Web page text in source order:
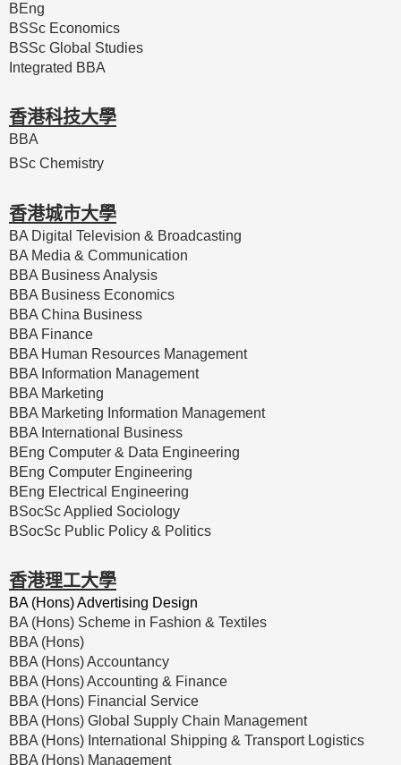
BEng
BSSc Economics
BSSc Global Studies
Integrated BBA
香港科技大學
BBA
BSc Chemistry
香港城市大學
BA Digital Television & Broadcasting
BA Media & Communication
BBA Business Analysis
BBA Business Economics
BBA China Business
BBA Finance
BBA Human Resources Management
BBA Information Management
BBA Marketing
BBA Marketing Information Management
BBA International Business
BEng Computer & Data Engineering
BEng Computer Engineering
BEng Electrical Engineering
BSocSc Applied Sociology
BSocSc Public Policy & Politics
香港理工大學
BA (Hons) Advertising Design
BA (Hons) Scheme in Fashion & Textiles
BBA (Hons)
BBA (Hons) Accountancy
BBA (Hons) Accounting & Finance
BBA (Hons) Financial Service
BBA (Hons) Global Supply Chain Management
BBA (Hons) International Shipping & Transport Logistics
BBA (Hons) Management